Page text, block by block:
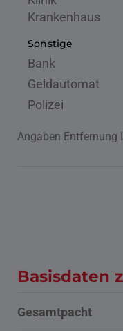
Krankenhaus
Sonstige
Bank
Geldautomat
Polizei
Angaben Entfernung
Basisdaten
Gesamtpacht